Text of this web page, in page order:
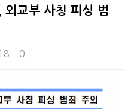
외교부 사칭 피싱 범
0